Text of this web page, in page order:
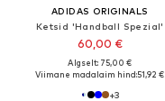
ADIDAS ORIGINALS
Ketsid 'Handball Spezial'
60,00 €
Algselt: 75,00 €
Viimane madalaim hind:51,92 €
+3